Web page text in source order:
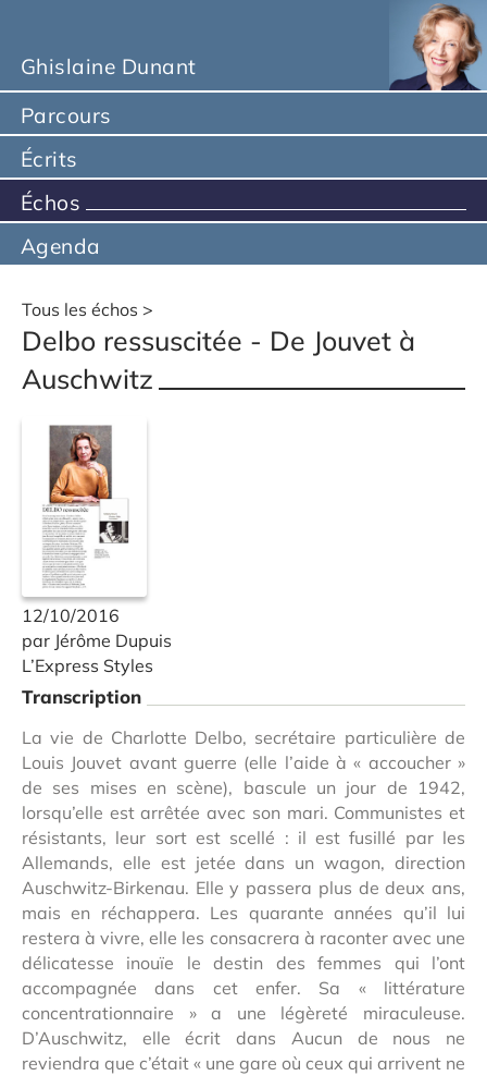
Ghislaine Dunant
Parcours
Écrits
Échos
Agenda
Tous les échos
Delbo ressuscitée - De Jouvet à
Auschwitz
12/10/2016
par Jérôme Dupuis
L’Express Styles
Transcription
La vie de Charlotte Delbo, secrétaire particulière de
Louis Jouvet avant guerre (elle l’aide à « accoucher »
de ses mises en scène), bascule un jour de 1942,
lorsqu’elle est arrêtée avec son mari. Communistes et
résistants, leur sort est scellé : il est fusillé par les
Allemands, elle est jetée dans un wagon, direction
Auschwitz-Birkenau. Elle y passera plus de deux ans,
mais en réchappera. Les quarante années qu’il lui
restera à vivre, elle les consacrera à raconter avec une
délicatesse inouïe le destin des femmes qui l’ont
accompagnée dans cet enfer. Sa « littérature
concentrationnaire » a une légèreté miraculeuse.
D’Auschwitz, elle écrit dans Aucun de nous ne
reviendra que c’était « une gare où ceux qui arrivent ne